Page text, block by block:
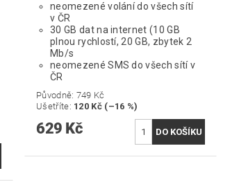
neomezené volání do všech sítí
v ČR
30 GB dat na internet (10 GB
plnou rychlostí, 20 GB, zbytek 2
Mb/s
neomezené SMS do všech sítí v
ČR
Původně: 749 Kč
Ušetříte: 120 Kč (–16 %)
629 Kč